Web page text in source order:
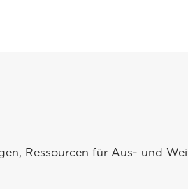
Ressourcen für Aus- und